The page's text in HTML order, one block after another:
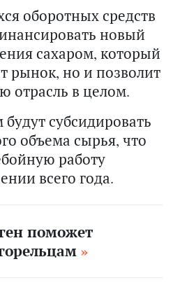
оборотных средств
новый
сахаром, который
рынок, но и позволит
отрасль в целом.
субсидировать
объема сырья, что
работу
всего года.
поможет